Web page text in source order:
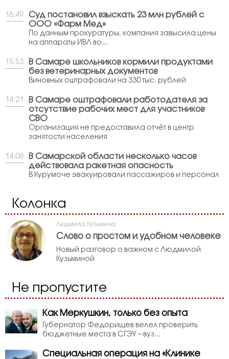
16:49
Суд постановил взыскать 23 млн рублей с
ООО «Фарм Мед»
По данным прокуратуры, компания завысила цены
на аппараты ИВЛ во...
15:53
В Самаре школьников кормили продуктами
без ветеринарных документов
Виновных оштрафовали на 330 тыс. рублей
14:21
В Самаре оштрафовали работодателя за
отсутствие рабочих мест для участников
СВО
Организация не предоставила отчёт в центр
занятости населения
14:08
В Самарской области несколько часов
действовала ракетная опасность
В Курумоче эвакуировали пассажиров и персонал
Колонка
Людмила Кузьмина
Слово о простом и удобном человеке
Новый разговор о важном с Людмилой
Кузьминой
Не пропустите
Как Меркушкин, только без опыта
Губернатор Федорищев велел проверить
бюджетные места в СГЭУ – вуз...
Специальная операция на «Клинике